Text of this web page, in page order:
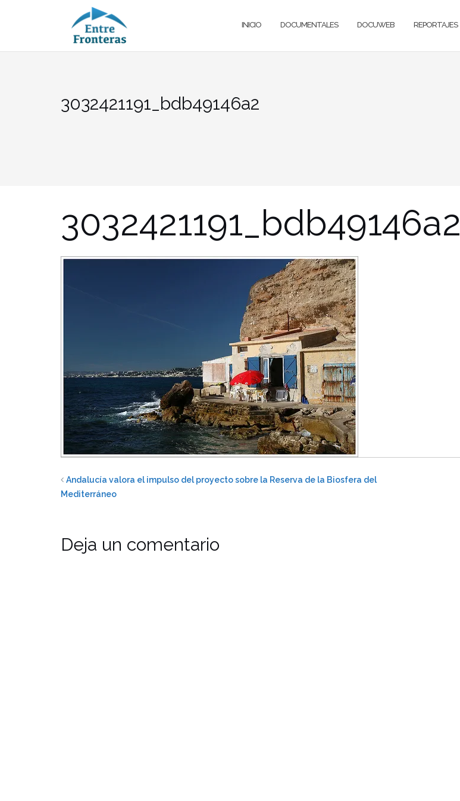
INICIO DOCUMENTALES DOCUWEB REPORTAJES
3032421191_bdb49146a2
3032421191_bdb49146a2
Andalucía valora el impulso del proyecto sobre la Reserva de la Biosfera del
Mediterráneo
Deja un comentario